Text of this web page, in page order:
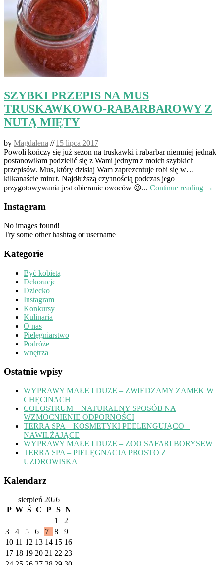
SZYBKI PRZEPIS NA MUS
TRUSKAWKOWO-RABARBAROWY Z
NUTĄ MIĘTY
by Magdalena // 15 lipca 2017
Powoli kończy się już sezon na truskawki i rabarbar niemniej jednak
postanowiłam podzielić się z Wami jednym z moich szybkich
przepisów. Mus, który dzisiaj Wam zaprezentuje robi się w…
kilkanaście minut. Najdłuższą czynnością podczas jego
przygotowywania jest obieranie owoców 😉... Continue reading →
Instagram
No images found!
Try some other hashtag or username
Kategorie
Być kobietą
Dekoracje
Dziecko
Instagram
Konkursy
Kulinaria
O nas
Pielęgniarstwo
Podróże
wnętrza
Ostatnie wpisy
WYPRAWY MAŁE I DUŻE – ZWIEDZAMY ZAMEK W
CHĘCINACH
COLOSTRUM – NATURALNY SPOSÓB NA
WZMOCNIENIE ODPORNOŚCI
TERRA SPA – KOSMETYKI PEELENGUJĄCO –
NAWILŻAJĄCE
WYPRAWY MAŁE I DUŻE – ZOO SAFARI BORYSEW
TERRA SPA – PIELĘGNACJA PROSTO Z
UZDROWISKA
Kalendarz
sierpień 2026
P W Ś C P S N
1
2
3
4 5 6 7 8
9
10 11 12 13 14 15 16
17 18 19 20 21 22 23